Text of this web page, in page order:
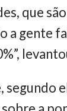
que
a gente